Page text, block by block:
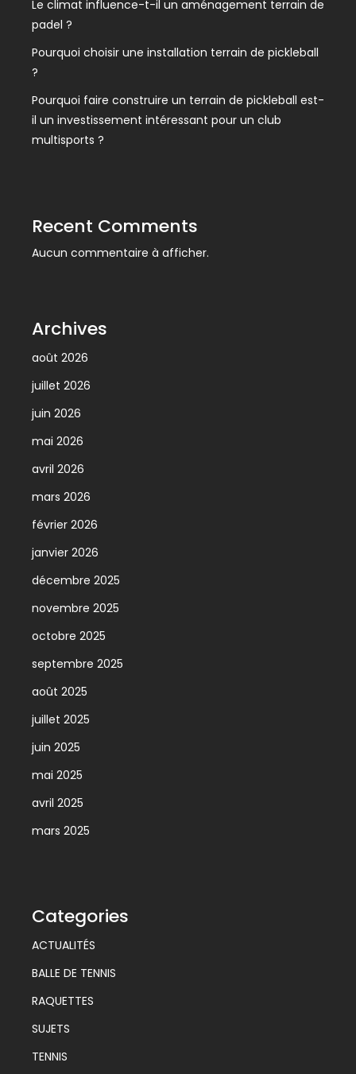
Le climat influence-t-il un aménagement terrain de
padel ?
Pourquoi choisir une installation terrain de pickleball
?
Pourquoi faire construire un terrain de pickleball est-
il un investissement intéressant pour un club
multisports ?
Recent Comments
Aucun commentaire à afficher.
Archives
août 2026
juillet 2026
juin 2026
mai 2026
avril 2026
mars 2026
février 2026
janvier 2026
décembre 2025
novembre 2025
octobre 2025
septembre 2025
août 2025
juillet 2025
juin 2025
mai 2025
avril 2025
mars 2025
Categories
ACTUALITÉS
BALLE DE TENNIS
RAQUETTES
SUJETS
TENNIS